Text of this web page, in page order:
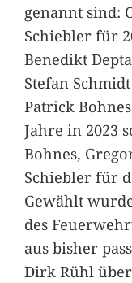
genannt sind:
Schiebler für
Benedikt
Stefan
Patrick
Jahre in 2023
Bohnes,
Schiebler für
Gewählt
des
aus bisher
Dirk Rühl